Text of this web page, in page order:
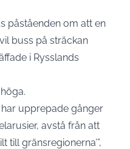
påståenden om att en
buss på sträckan
i Rysslands
har upprepade gånger
avstå från att
till gränsregionerna’”,